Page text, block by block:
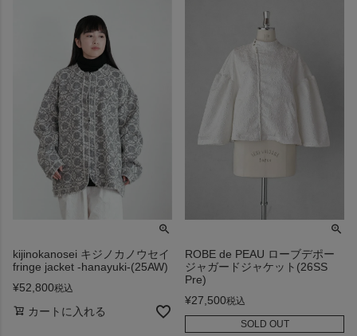
kijinokanosei キジノカノウセイ
fringe jacket -hanayuki-(25AW)
¥52,800税込
カートに入れる
ROBE de PEAU ローブデポー
ジャガードジャケット(26SS
Pre)
¥27,500税込
SOLD OUT